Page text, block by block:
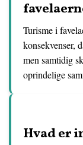
Turisme i
konsekvenser,
men samtidig
oprindelige
Hvad er